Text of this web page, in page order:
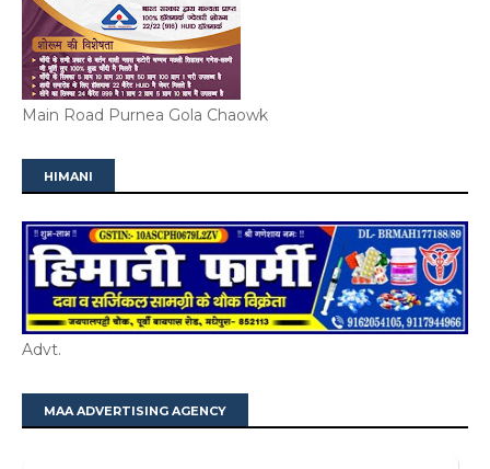
Main Road Purnea Gola Chaowk
HIMANI
Advt.
MAA ADVERTISING AGENCY